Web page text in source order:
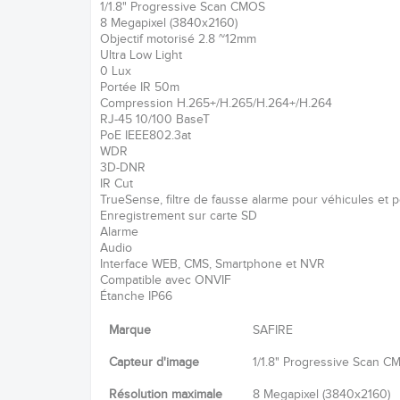
1/1.8" Progressive Scan CMOS
8 Megapixel (3840x2160)
Objectif motorisé 2.8 ~12mm
Ultra Low Light
0 Lux
Portée IR 50m
Compression H.265+/H.265/H.264+/H.264
RJ-45 10/100 BaseT
PoE IEEE802.3at
WDR
3D-DNR
IR Cut
TrueSense, filtre de fausse alarme pour véhicules et
Enregistrement sur carte SD
Alarme
Audio
Interface WEB, CMS, Smartphone et NVR
Compatible avec ONVIF
Étanche IP66
Marque SAFIRE
Capteur d'image 1/1.8" Progressive Scan
Résolution maximale 8 Megapixel (3840x2160)